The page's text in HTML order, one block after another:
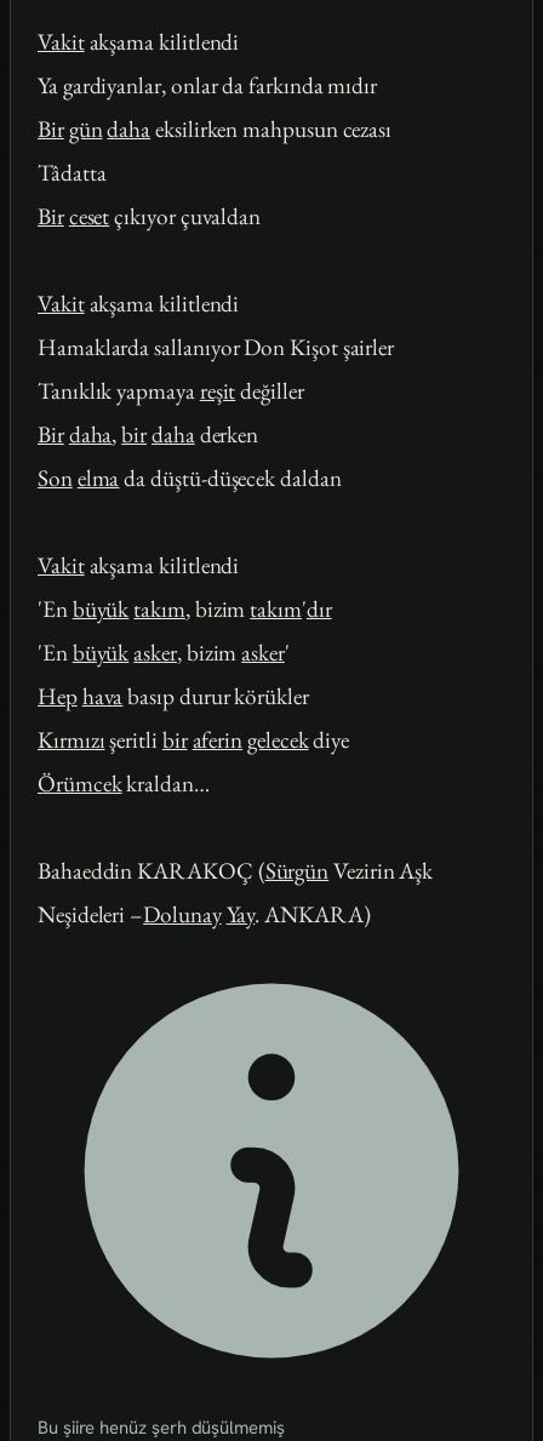
Vakitakşama kilitlendi
Ya gardiyanlar, onlar da farkında mıdır
Birgündahaeksilirken mahpusun cezası
Tâdatta
Bircesetçıkıyor çuvaldan
Vakitakşama kilitlendi
Hamaklarda sallanıyor Don Kişot şairler
Tanıklık yapmayareşitdeğiller
Birdaha,birdahaderken
Sonelmada düştü-düşecek daldan
Vakitakşama kilitlendi
'Enbüyük takım, bizim takım'dır
'Enbüyükasker, bizimasker'
Hephavabasıp durur körükler
Kırmızışeritli biraferingelecekdiye
Örümcekkraldan…
Bahaeddin KARAKOÇ (SürgünVezirin Aşk
Neşideleri –DolunayYay. ANKARA)
Bu şiire henüz şerh düşülmemiş